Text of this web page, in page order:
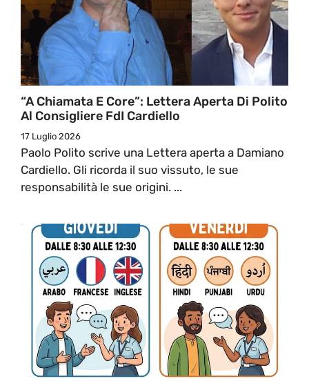
“A Chiamata E Core”: Lettera Aperta Di Polito
Al Consigliere FdI Cardiello
17 Luglio 2026
Paolo Polito scrive una Lettera aperta a Damiano
Cardiello. Gli ricorda il suo vissuto, le sue
responsabilità le sue origini. ...